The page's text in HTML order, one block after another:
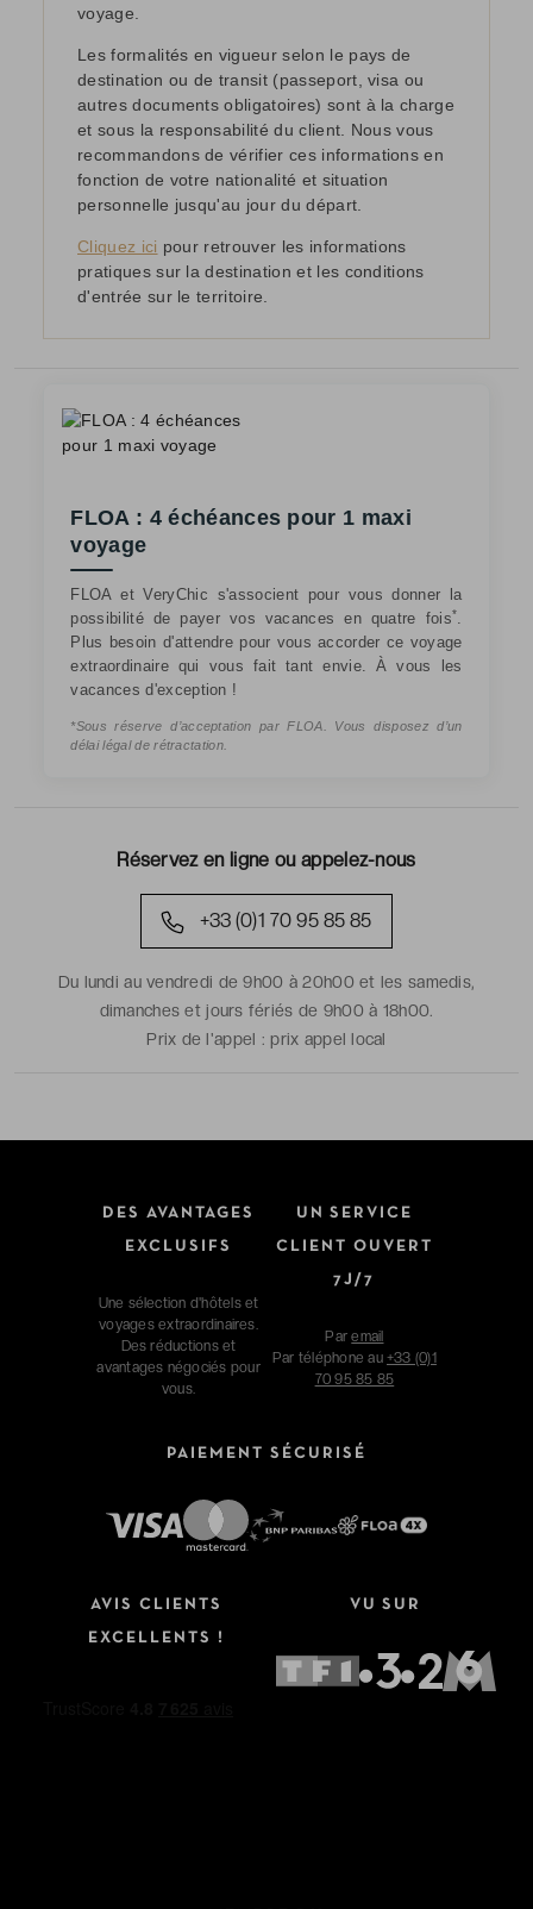
Réservez en ligne ou appelez-nous
+33 (0)1 70 95 85 85
Du lundi au vendredi de 9h00 à 20h00 et les samedis,
dimanches et jours fériés de 9h00 à 18h00.
Prix de l'appel :prix appel local
voyage.
Les formalités en vigueur selon le pays de
destination ou de transit (passeport, visa ou
autres documents obligatoires) sont à la charge
et sous la responsabilité du client. Nous vous
recommandons de vérifier ces informations en
fonction de votre nationalité et situation
personnelle jusqu'au jour du départ.
Cliquez ici pour retrouver les informations
pratiques sur la destination et les conditions
d'entrée sur le territoire.
FLOA : 4 échéances pour 1 maxi
voyage
FLOA et VeryChic s'associent pour vous donner la
possibilité de payer vos vacances en quatre fois*.
Plus besoin d'attendre pour vous accorder ce voyage
extraordinaire qui vous fait tant envie. À vous les
vacances d'exception !
*Sous réserve d’acceptation par FLOA. Vous disposez d’un
délai légal de rétractation.
DES AVANTAGES
EXCLUSIFS
Une sélection d'hôtels et
voyages extraordinaires.
Des réductions et
avantages négociés pour
vous.
UN SERVICE
CLIENT OUVERT
7J/7
Paremail
Par téléphone au +33 (0)1
70 95 85 85
PAIEMENT SÉCURISÉ
AVIS CLIENTS
EXCELLENTS !
VU SUR